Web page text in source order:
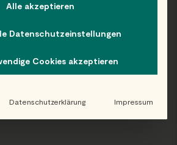
Instagram!
Alle akzeptieren
Datenschutzeinstellungen
Cookies akzeptieren
Datenschutzerklärung Impressum